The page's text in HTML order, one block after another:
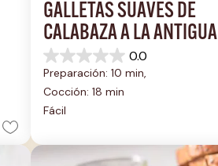
GALLETAS SUAVES DE
CALABAZA A LA ANTIGUA
0.0
0.0
de
5
estrellas.
Preparación: 10 min,
Cocción: 18 min
Fácil